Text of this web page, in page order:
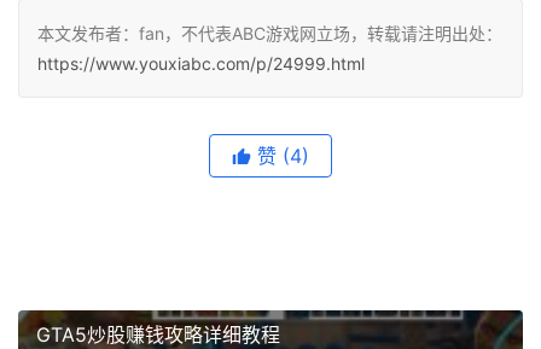
本文发布者：fan，不代表ABC游戏网立场，转载请注明出处：
https://www.youxiabc.com/p/24999.html
赞 (4)
GTA5炒股赚钱攻略详细教程